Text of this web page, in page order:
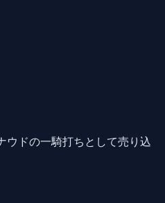
ウドの一騎打ちとして売り込